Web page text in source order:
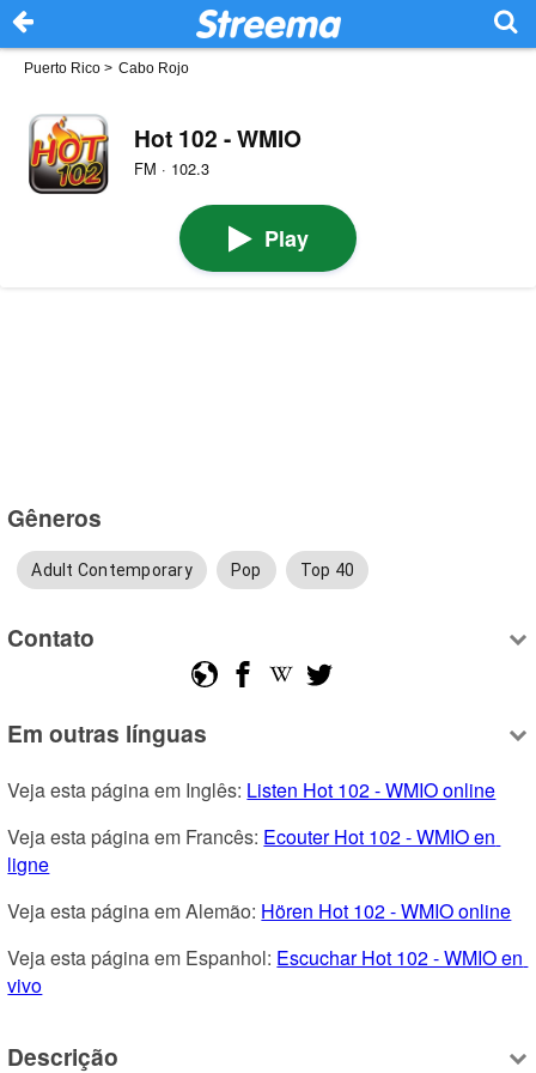
Puerto Rico > Cabo Rojo
Hot 102 - WMIO
FM · 102.3
Play
Gêneros
Adult Contemporary Pop Top 40
Contato
Em outras línguas
Veja esta página em Inglês: Listen Hot 102 - WMIO online
Veja esta página em Francês: Ecouter Hot 102 - WMIO en
ligne
Veja esta página em Alemão: Hören Hot 102 - WMIO online
Veja esta página em Espanhol: Escuchar Hot 102 - WMIO en
vivo
Descrição